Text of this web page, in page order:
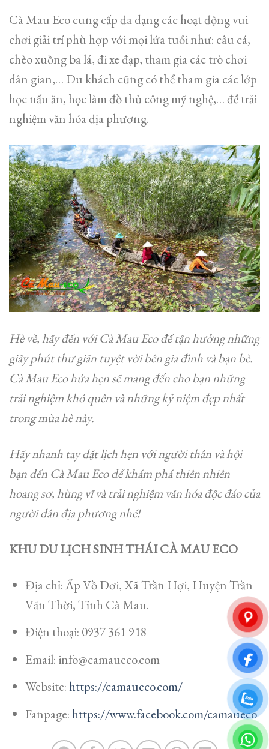
Cà Mau Eco cung cấp đa dạng các hoạt động vui
chơi giải trí phù hợp với mọi lứa tuổi như: câu cá,
chèo xuồng ba lá, đi xe đạp, tham gia các trò chơi
dân gian,… Du khách cũng có thể tham gia các lớp
học nấu ăn, học làm đồ thủ công mỹ nghệ,… để trải
nghiệm văn hóa địa phương.
Hè về, hãy đến với Cà Mau Eco để tận hưởng những
giây phút thư giãn tuyệt vời bên gia đình và bạn bè.
Cà Mau Eco hứa hẹn sẽ mang đến cho bạn những
trải nghiệm khó quên và những kỷ niệm đẹp nhất
trong mùa hè này.
Hãy nhanh tay đặt lịch hẹn với người thân và hội
bạn đến Cà Mau Eco để khám phá thiên nhiên
hoang sơ, hùng vĩ và trải nghiệm văn hóa độc đáo của
người dân địa phương nhé!
KHU DU LỊCH SINH THÁI CÀ MAU ECO
Địa chỉ: Ấp Vồ Dơi, Xã Trần Hợi, Huyện Trần
Văn Thời, Tỉnh Cà Mau.
Điện thoại: 0937 361 918
Email: info@camaueco.com
Website:https://camaueco.com/
Fanpage:https://www.facebook.com/camaueco